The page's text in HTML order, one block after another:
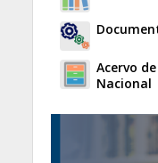
Acervo
Nacional